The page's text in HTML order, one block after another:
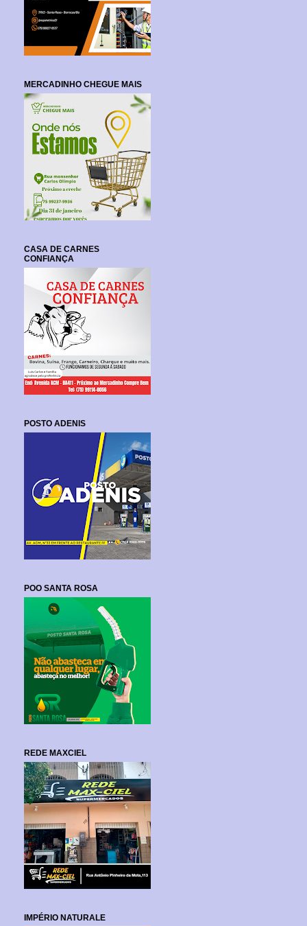
MERCADINHO CHEGUE MAIS
CASA DE CARNES
CONFIANÇA
POSTO ADENIS
POO SANTA ROSA
REDE MAXCIEL
IMPÉRIO NATURALE